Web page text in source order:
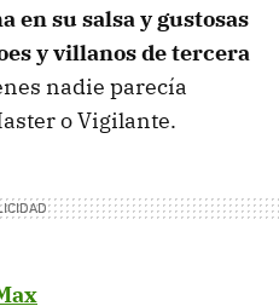
en su salsa y gustosas
y villanos de tercera
nadie parecía
o Vigilante.